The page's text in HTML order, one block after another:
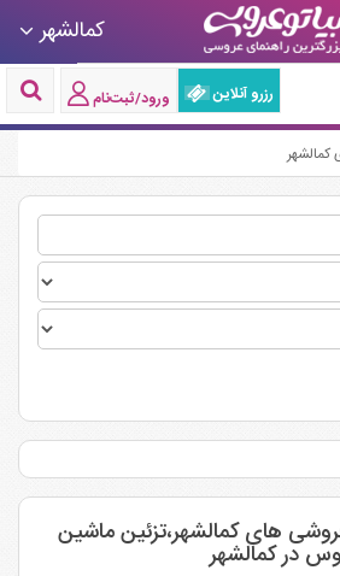
کمالشهر
رزرو آنلاین ورود/ثبت‌نام
های کمالشهر،تزئین ماشین
در کمالشهر